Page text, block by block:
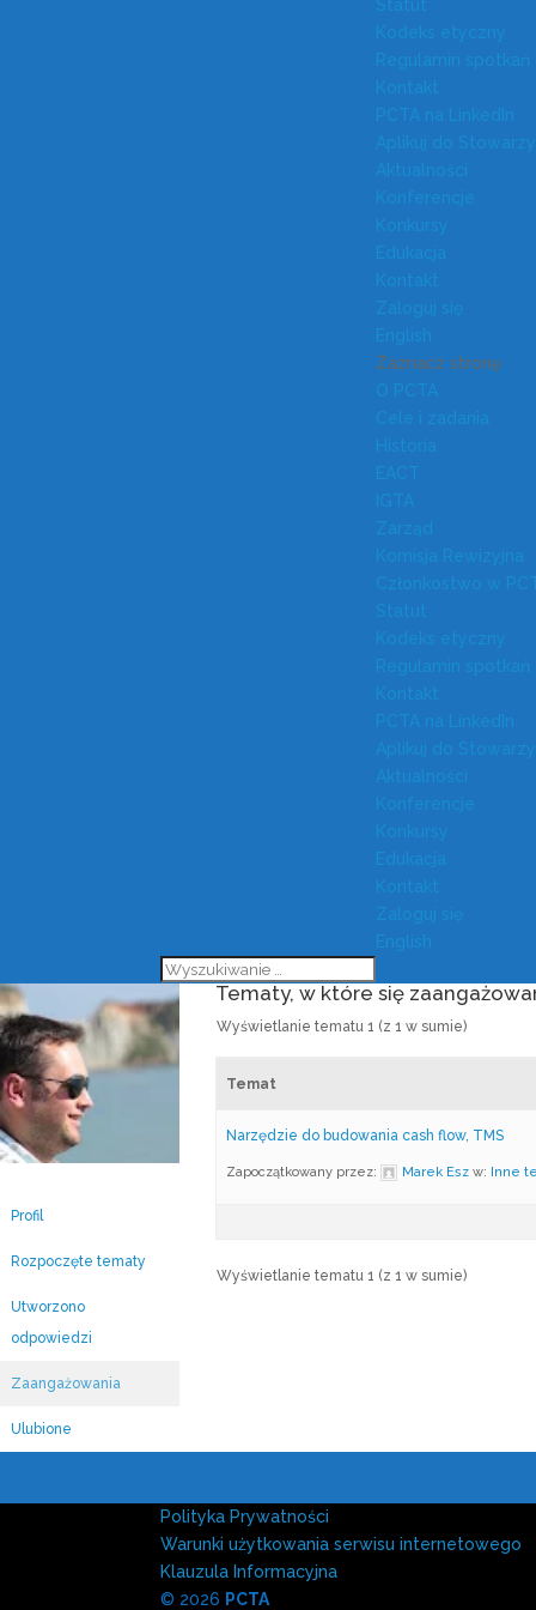
Statut
Kodeks etyczny
Regulamin spotkań
Kontakt
PCTA na LinkedIn
Aplikuj do
Aktualności
Konferencje
Konkursy
Edukacja
Kontakt
Zaloguj się
English
Zaznacz stronę
O PCTA
Cele i zadania
Historia
EACT
IGTA
Zarząd
Komisja Rewizyjna
Członkostwo w
Statut
Kodeks etyczny
Regulamin spotkań
Kontakt
PCTA na LinkedIn
Aplikuj do
Aktualności
Konferencje
Konkursy
Edukacja
Kontakt
Zaloguj się
English
Profil
Rozpoczęte tematy
Utworzono
odpowiedzi
Zaangażowania
Ulubione
Tematy, w które się
Wyświetlanie tematu 1 (z 1 w sumie)
Temat
Narzędzie do budowania cash flow, TMS
Zapoczątkowany przez: Marek Esz w: Inne
Wyświetlanie tematu 1 (z 1 w sumie)
Polityka Prywatności
Warunki użytkowania serwisu internetowego
Klauzula Informacyjna
© 2026 PCTA